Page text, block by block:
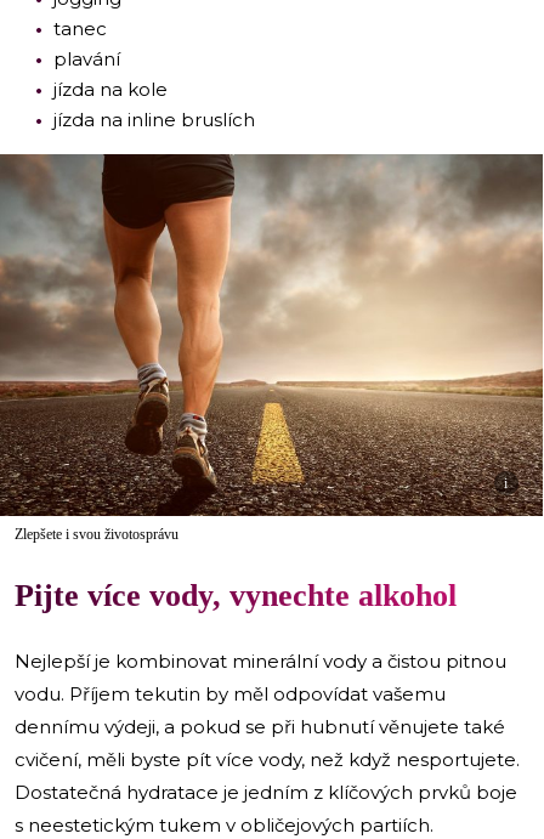
tanec
plavání
jízda na kole
jízda na inline bruslích
i
Zlepšete i svou životosprávu
Pijte více vody, vynechte alkohol
Nejlepší je kombinovat minerální vody a čistou pitnou
vodu. Příjem tekutin by měl odpovídat vašemu
dennímu výdeji, a pokud se při hubnutí věnujete také
cvičení, měli byste pít více vody, než když nesportujete.
Dostatečná hydratace je jedním z klíčových prvků boje
s neestetickým tukem v obličejových partiích.